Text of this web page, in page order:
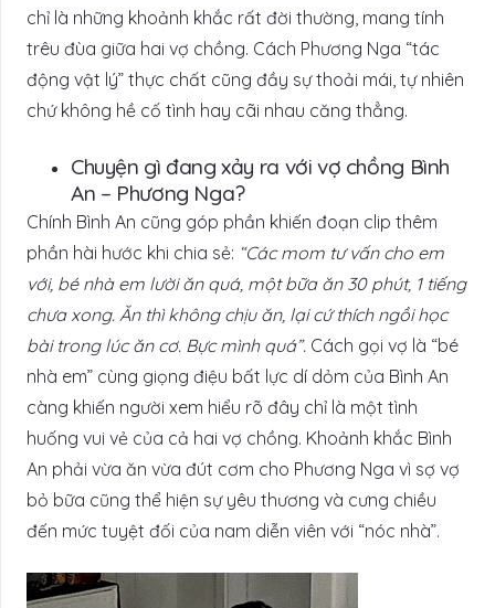
chỉ là những khoảnh khắc rất đời thường, mang tính
trêu đùa giữa hai vợ chồng. Cách Phương Nga “tác
động vật lý” thực chất cũng đầy sự thoải mái, tự nhiên
chứ không hề cố tình hay cãi nhau căng thẳng.
Chuyện gì đang xảy ra với vợ chồng Bình
An – Phương Nga?
Chính Bình An cũng góp phần khiến đoạn clip thêm
phần hài hước khi chia sẻ: “Các mom tư vấn cho em
với, bé nhà em lười ăn quá, một bữa ăn 30 phút, 1 tiếng
chưa xong. Ăn thì không chịu ăn, lại cứ thích ngồi học
bài trong lúc ăn cơ. Bực mình quá”. Cách gọi vợ là “bé
nhà em” cùng giọng điệu bất lực dí dỏm của Bình An
càng khiến người xem hiểu rõ đây chỉ là một tình
huống vui vẻ của cả hai vợ chồng. Khoảnh khắc Bình
An phải vừa ăn vừa đút cơm cho Phương Nga vì sợ vợ
bỏ bữa cũng thể hiện sự yêu thương và cưng chiều
đến mức tuyệt đối của nam diễn viên với “nóc nhà”.